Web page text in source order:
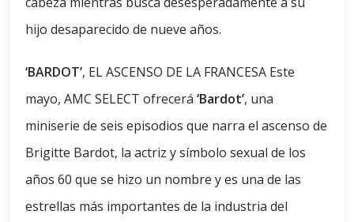
hijo desaparecido de nueve años.
‘BARDOT’, EL ASCENSO DE LA FRANCESA Este
mayo, AMC SELECT ofrecerá ‘Bardot’, una
miniserie de seis episodios que narra el ascenso de
Brigitte Bardot, la actriz y símbolo sexual de los
años 60 que se hizo un nombre y es una de las
estrellas más importantes de la industria del